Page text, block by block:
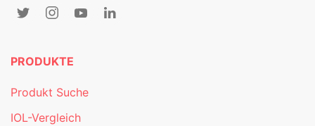
PRODUKTE
Produkt Suche
IOL-Vergleich